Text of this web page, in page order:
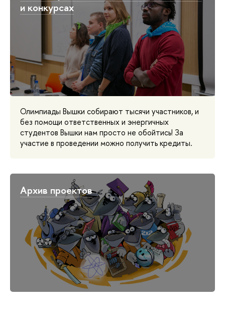
и конкурсах
Олимпиады Вышки собирают тысячи участников, и
без помощи ответственных и энергичных
студентов Вышки нам просто не обойтись! За
участие в проведении можно получить кредиты.
Архив проектов